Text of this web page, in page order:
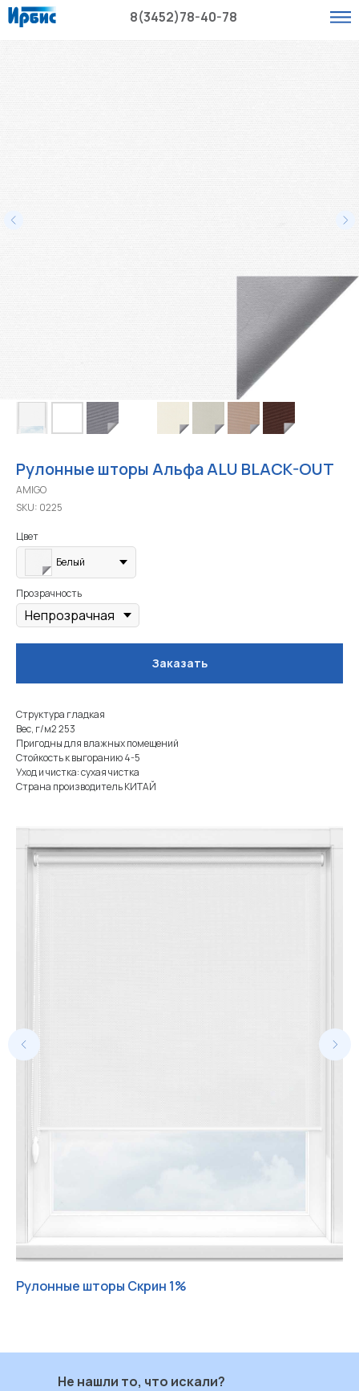
8(3452)78-40-78
Рулонные шторы Альфа ALU BLACK-OUT
AMIGO
SKU: 0225
Цвет
Белый
Прозрачность
Заказать
Структура гладкая
Вес, г/м2 253
Пригодны для влажных помещений
Стойкость к выгоранию 4-5
Уход и чистка: сухая чистка
Страна производитель КИТАЙ
Рулонные шторы Скрин 1%
Не нашли то, что искали?
+7 (3452) 78 40 78
ул. Червишевский тракт 7